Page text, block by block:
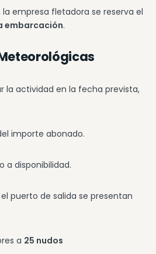
empresa fletadora se reserva el
embarcación.
la actividad en la fecha prevista,
importe abonado.
a disponibilidad.
puerto de salida se presentan
a 25 nudos